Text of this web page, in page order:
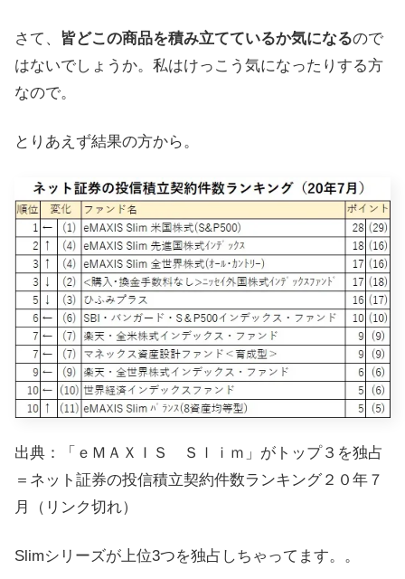
さて、 皆どこの商品を積み立てているか気になるので
はないでしょうか。私はけっこう気になったりする方
なので。
とりあえず結果の方から。
出典：「ｅＭＡＸＩＳ Ｓｌｉｍ」がトップ３を独占
＝ネット証券の投信積立契約件数ランキング２０年７
月（リンク切れ）
Slimシリーズが上位3つを独占しちゃってます。。